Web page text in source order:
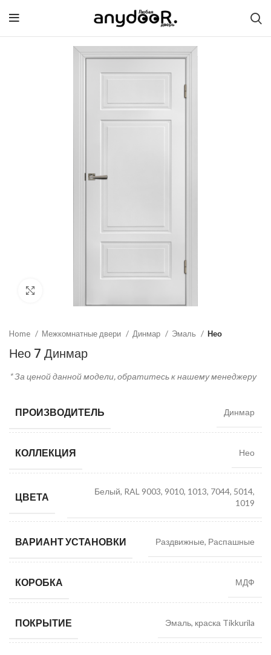
Home Межкомнатные двери Динмар Эмаль Нео
Нео 7 Динмар
* За ценой данной модели, обратитесь к нашему менеджеру
ПРОИЗВОДИТЕЛЬ Динмар
КОЛЛЕКЦИЯ Нео
ЦВЕТА
Белый, RAL 9003, 9010, 1013, 7044, 5014,
1019
ВАРИАНТ УСТАНОВКИ Раздвижные, Распашные
КОРОБКА МДФ
ПОКРЫТИЕ Эмаль, краска Tikkurila